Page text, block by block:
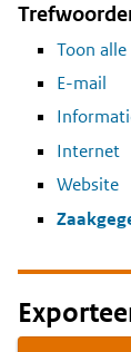
Toon alle
E-mail
Internet
Website